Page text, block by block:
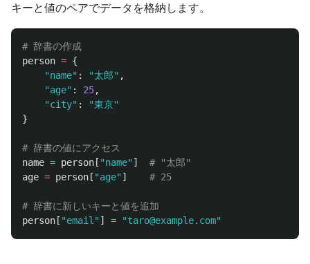
キーと値のペアでデータを格納します。
person = {
"name" : "太郎" ,
"age" : 25,
"city" : "東京"
}
name = person [ "name" ]
age = person [ "age" ]
person [ "email " ] = "taro@example.com"